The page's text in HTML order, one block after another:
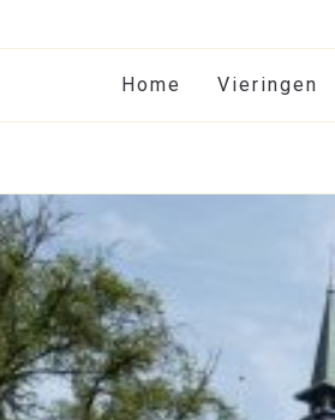
Home Vieringen